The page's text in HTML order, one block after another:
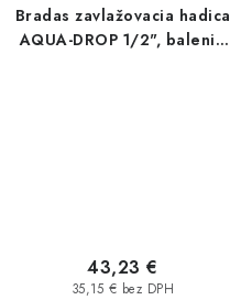
Bradas zavlažovacia hadica
AQUA-DROP 1/2", balenie
35,15 € bez DPH
43,23 €